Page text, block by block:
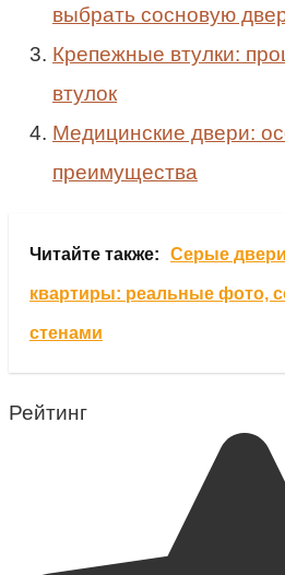
выбрать сосновую
Крепежные втулки:
втулок
Медицинские двери:
преимущества
Читайте также: Серые
квартиры: реальные фото,
стенами
Рейтинг